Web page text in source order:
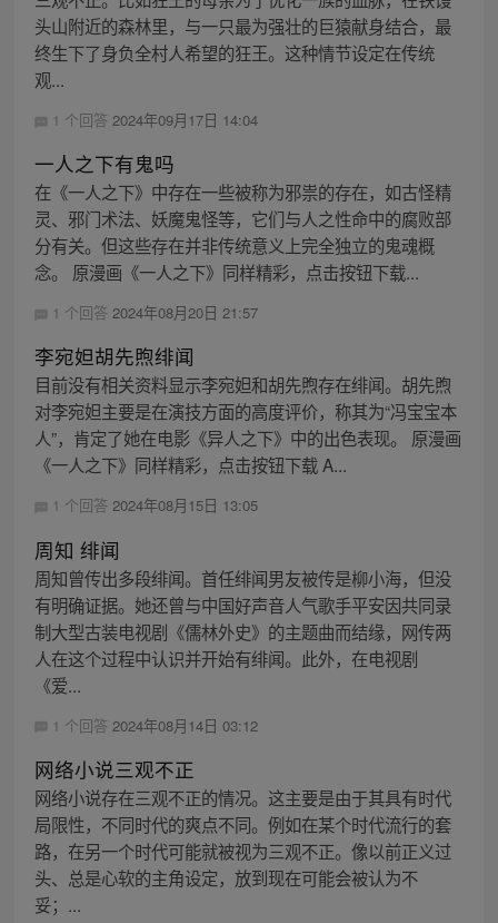
头山附近的森林里，与一只最为强壮的巨猿献身结合，最
终生下了身负全村人希望的狂王。这种情节设定在传统
观...
1 个回答 2024年09月17日 14:04
一人之下有鬼吗
在《一人之下》中存在一些被称为邪祟的存在，如古怪精
灵、邪门术法、妖魔鬼怪等，它们与人之性命中的腐败部
分有关。但这些存在并非传统意义上完全独立的鬼魂概
念。 原漫画《一人之下》同样精彩，点击按钮下载...
1 个回答 2024年08月20日 21:57
李宛妲胡先煦绯闻
目前没有相关资料显示李宛妲和胡先煦存在绯闻。胡先煦
对李宛妲主要是在演技方面的高度评价，称其为“冯宝宝本
人”，肯定了她在电影《异人之下》中的出色表现。 原漫画
《一人之下》同样精彩，点击按钮下载 A...
1 个回答 2024年08月15日 13:05
周知 绯闻
周知曾传出多段绯闻。首任绯闻男友被传是柳小海，但没
有明确证据。她还曾与中国好声音人气歌手平安因共同录
制大型古装电视剧《儒林外史》的主题曲而结缘，网传两
人在这个过程中认识并开始有绯闻。此外，在电视剧
《爱...
1 个回答 2024年08月14日 03:12
网络小说三观不正
网络小说存在三观不正的情况。这主要是由于其具有时代
局限性，不同时代的爽点不同。例如在某个时代流行的套
路，在另一个时代可能就被视为三观不正。像以前正义过
头、总是心软的主角设定，放到现在可能会被认为不
妥；...